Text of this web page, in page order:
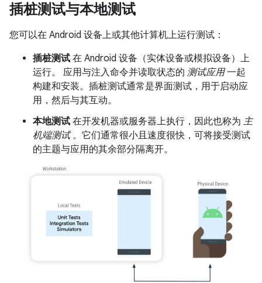
插桩测试与本地测试
您可以在 Android 设备上或其他计算机上运行测试：
插桩测试 在 Android 设备（实体设备或模拟设备）上
运行。 应用与注入命令并读取状态的 测试应用一起
构建和安装。插桩测试通常是界面测试，用于启动应
用，然后与其互动。
本地测试 在开发机器或服务器上执行，因此也称为 主
机端测试。它们通常很小且速度很快，可将接受测试
的主题与应用的其余部分隔离开。